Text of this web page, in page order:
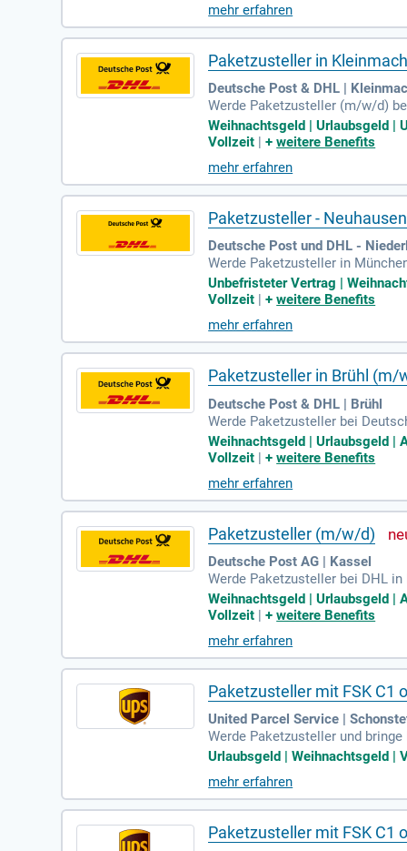
egegnest täglich netten
mehr erfahren
Paketzusteller in
Deutsche Post & DHL |
Werde Paketzusteller (m/w/d)
Weihnachtsgeld. Genieße bis
efristet in Vollzeit und erlebe
führen. Erlebe den Kontakt zu
Weihnachtsgeld | Urlaubsgeld |
Vollzeit |+weitere Benefits
mehr erfahren
Paketzusteller -
Deutsche Post und DHL -
Werde Paketzusteller in
2 €, inklusive Weihnachts- und
ünktliche Gehaltszahlungen
en Leistungen weiter, bis hin
sorge.
Unbefristeter Vertrag |
Vollzeit |+weitere Benefits
mehr erfahren
Paketzusteller in Brühl (m/
Deutsche Post & DHL | Brühl
Werde Paketzusteller bei
hlte, ausführliche Einweisung.
ndortleiter. Genieße attraktive
ent – bei uns zählt, wer du bist!
Weihnachtsgeld | Urlaubsgeld |
Vollzeit |+weitere Benefits
mehr erfahren
Paketzusteller (m/w/d)
Deutsche Post AG | Kassel
Werde Paketzusteller bei DHL
d und großzügiges
Überstunden können
svorsorge und Rabatte bei
Weihnachtsgeld | Urlaubsgeld |
Vollzeit |+weitere Benefits
mehr erfahren
Paketzusteller mit FSK C1
United Parcel Service |
Werde Paketzusteller und
e von bezahlter Mehrarbeit,
ieferung und Abholung von
ntag bis Freitag ab etwa 08:30
Urlaubsgeld | Weihnachtsgeld |
mehr erfahren
Paketzusteller mit FSK C1